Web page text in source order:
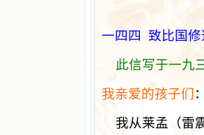
一四四
致比国
此信写于一九
我亲爱的孩子们
我从莱孟（雷